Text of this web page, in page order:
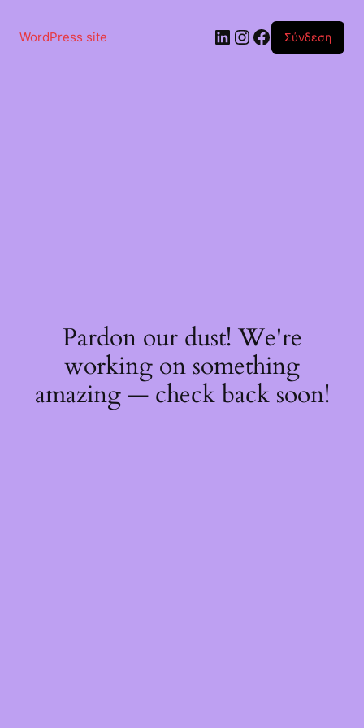
περιεχόμενο
WordPress site Linkedin
Instagram
Facebook
Σύνδεση
Pardon our dust! We're
working on something
amazing — check back soon!